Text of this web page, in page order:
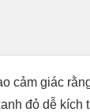
cảm giác
đỏ dễ kích